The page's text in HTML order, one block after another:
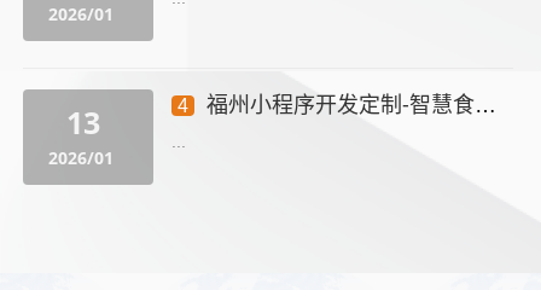
2026/01
13
2026/01
4 福州小程序开发定制-智慧食堂管理系统一体化解决方案